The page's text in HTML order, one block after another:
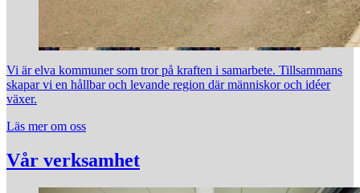
Vi är elva kommuner som tror på kraften i samarbete. Tillsammans
skapar vi en hållbar och levande region där människor och idéer
växer.
Läs mer om oss
Vår verksamhet